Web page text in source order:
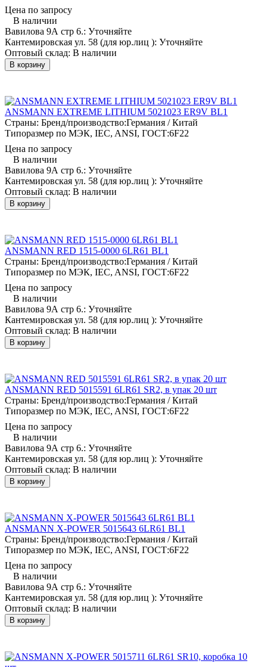
Цена по запросу
В наличии
Вавилова 9А стр 6.: Уточняйте
Кантемировская ул. 58 (для юр.лиц ): Уточняйте
Оптовый склад: В наличии
В корзину
ANSMANN EXTREME LITHIUM 5021023 ER9V BL1
Страны: Бренд/производство:Германия / Китай
Типоразмер по МЭК, IEC, ANSI, ГОСТ:6F22
Цена по запросу
В наличии
Вавилова 9А стр 6.: Уточняйте
Кантемировская ул. 58 (для юр.лиц ): Уточняйте
Оптовый склад: В наличии
В корзину
ANSMANN RED 1515-0000 6LR61 BL1
Страны: Бренд/производство:Германия / Китай
Типоразмер по МЭК, IEC, ANSI, ГОСТ:6F22
Цена по запросу
В наличии
Вавилова 9А стр 6.: Уточняйте
Кантемировская ул. 58 (для юр.лиц ): Уточняйте
Оптовый склад: В наличии
В корзину
ANSMANN RED 5015591 6LR61 SR2, в упак 20 шт
Страны: Бренд/производство:Германия / Китай
Типоразмер по МЭК, IEC, ANSI, ГОСТ:6F22
Цена по запросу
В наличии
Вавилова 9А стр 6.: Уточняйте
Кантемировская ул. 58 (для юр.лиц ): Уточняйте
Оптовый склад: В наличии
В корзину
ANSMANN X-POWER 5015643 6LR61 BL1
Страны: Бренд/производство:Германия / Китай
Типоразмер по МЭК, IEC, ANSI, ГОСТ:6F22
Цена по запросу
В наличии
Вавилова 9А стр 6.: Уточняйте
Кантемировская ул. 58 (для юр.лиц ): Уточняйте
Оптовый склад: В наличии
В корзину